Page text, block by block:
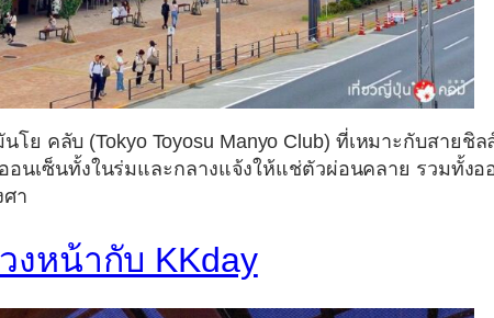
โย คลับ (Tokyo Toyosu Manyo Club) ที่เหมาะกับสายชิล
นเซ็นทั้งในร่มและกลางแจ้งให้แช่ตัวผ่อนคลาย รวมทั้งอ
า
งหน้ากับ KKday